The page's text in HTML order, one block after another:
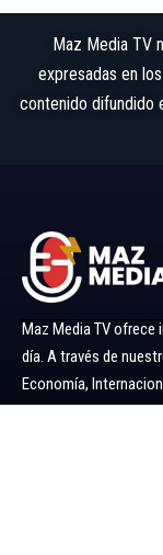
Maz Media TV
expresadas en
contenido difundido
Maz Media TV ofrece
día. A través de
Economía,
noticias y análisis